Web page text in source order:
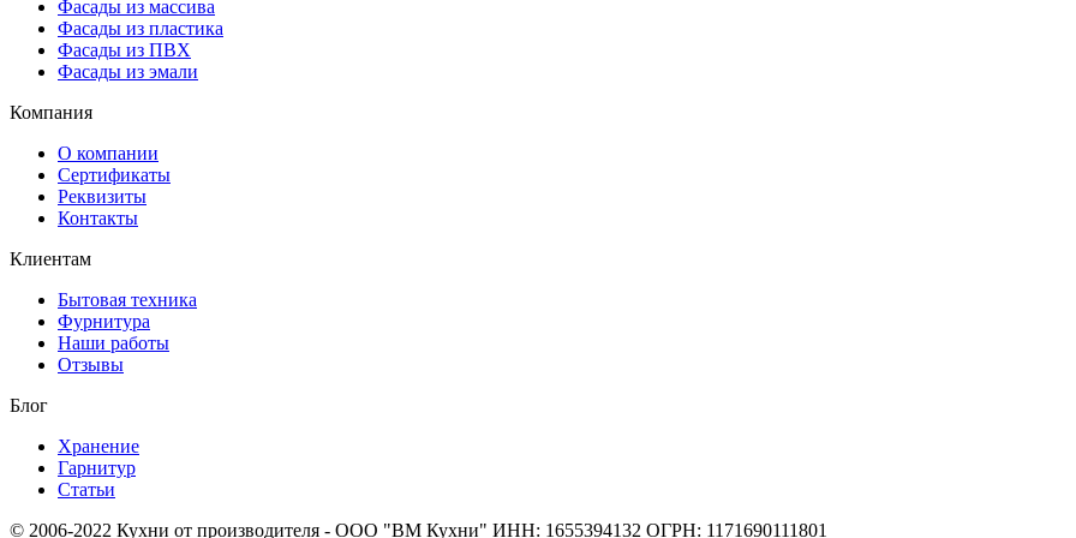
Фасады из массива
Фасады из пластика
Фасады из ПВХ
Фасады из эмали
Компания
О компании
Сертификаты
Реквизиты
Контакты
Клиентам
Бытовая техника
Фурнитура
Наши работы
Отзывы
Блог
Хранение
Гарнитур
Статьи
© 2006-2022 Кухни от производителя - ООО "ВМ Кухни" ИНН: 1655394132 ОГРН: 1171690111801